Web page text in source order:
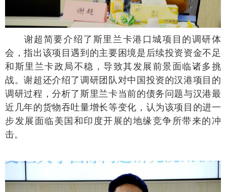
谢超简要介绍了斯里兰卡港口城项目的调研体
会，指出该项目遇到的主要困境是后续投资资金不足
和斯里兰卡政局不稳，导致其发展前景面临诸多挑
战。谢超还介绍了调研团队对中国投资的汉港项目的
调研过程，分析了斯里兰卡当前的债务问题与汉港最
近几年的货物吞吐量增长等变化，认为该项目的进一
步发展面临美国和印度开展的地缘竞争所带来的冲
击。